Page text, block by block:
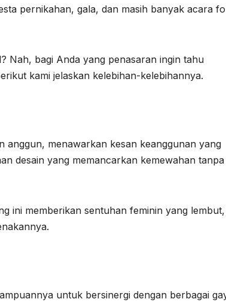
pernikahan, gala, dan masih banyak acara
Nah, bagi Anda yang penasaran ingin tahu
kami jelaskan kelebihan-kelebihannya.
anggun, menawarkan kesan keanggunan yang
desain yang memancarkan kemewahan tanpa
ini memberikan sentuhan feminin yang lembut,
untuk bersinergi dengan berbagai